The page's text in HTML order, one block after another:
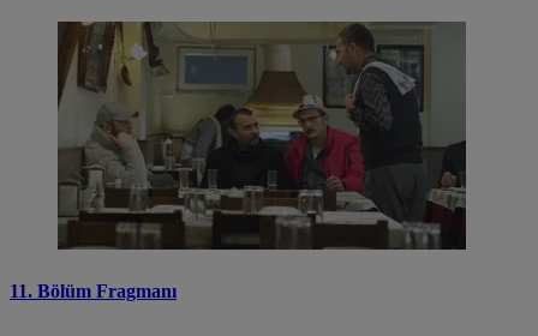
11. Bölüm Fragmanı